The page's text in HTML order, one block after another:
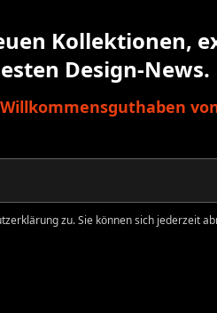
Kollektionen,
Design-News.
zu. Sie können sich jederzeit